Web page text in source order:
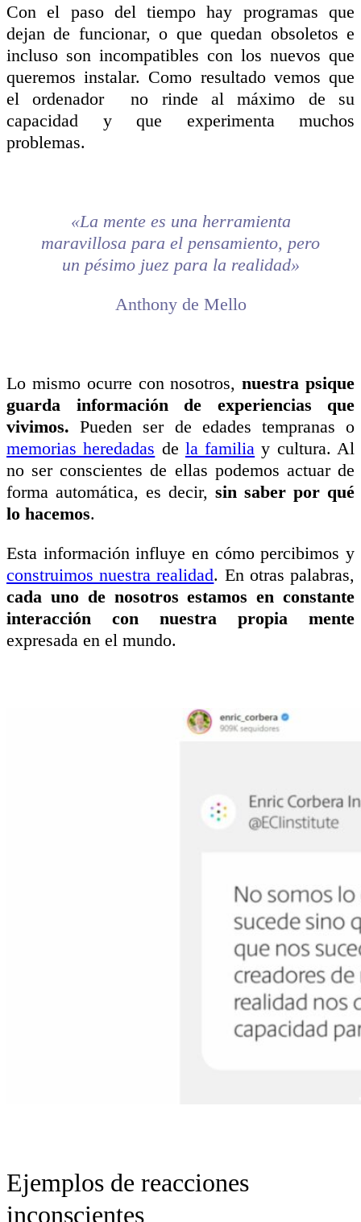
Con el paso del tiempo hay programas que
dejan de funcionar, o que quedan obsoletos e
incluso son incompatibles con los nuevos que
queremos instalar. Como resultado vemos que
el ordenador no rinde al máximo de su
capacidad y que experimenta muchos
problemas.
«La mente es una herramienta
maravillosa para el pensamiento, pero
un pésimo juez para la realidad»
Anthony de Mello
Lo mismo ocurre con nosotros,nuestra psique
guarda información de experiencias que
vivimos. Pueden ser de edades tempranas o
memorias heredadas de la familia y cultura. Al
no ser conscientes de ellas podemos actuar de
forma automática, es decir, sin saber por qué
lo hacemos.
Esta información influye en cómo percibimos y
construimos nuestra realidad. En otras palabras,
cada uno de nosotros estamos en constante
interacción con nuestra propia mente
expresada en el mundo.
Ejemplos de reacciones
inconscientes